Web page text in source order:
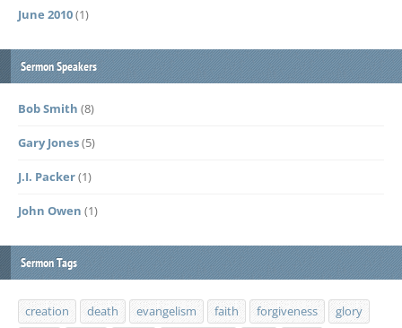
June 2010(1)
Sermon Speakers
Bob Smith (8)
Gary Jones(5)
J.I. Packer(1)
John Owen (1)
Sermon Tags
creation death evangelism faith forgiveness
glory